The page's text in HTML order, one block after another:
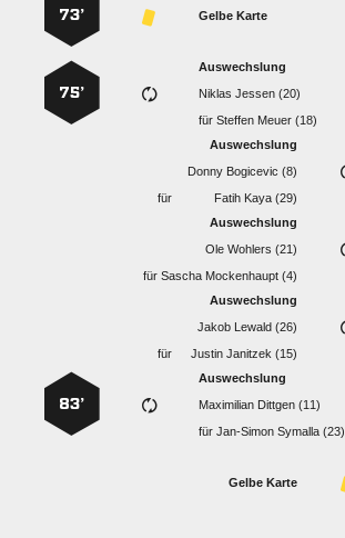
Gelbe Karte
73’
Auswechslung
  
für  
75’
Auswechslung
  
für
  
Auswechslung
  
für  
Auswechslung
  
für
  
Auswechslung
  
für  
83’
Gelbe Karte